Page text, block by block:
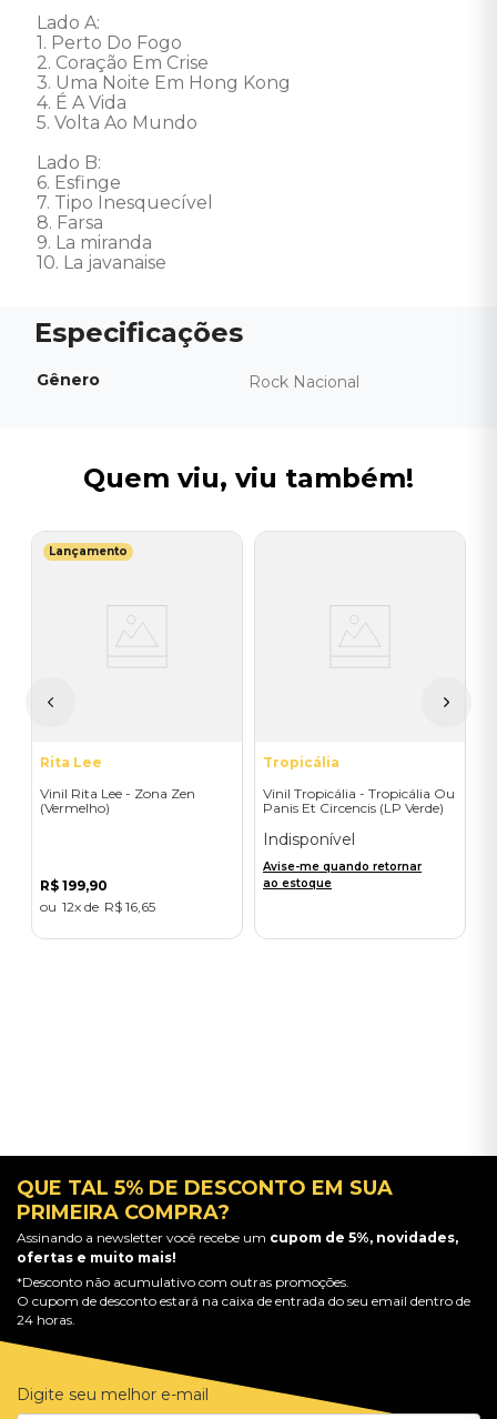
Lado A:
1. Perto Do Fogo
2. Coração Em Crise
3. Uma Noite Em Hong Kong
4. É A Vida
5. Volta Ao Mundo
Lado B:
6. Esfinge
7. Tipo Inesquecível
8. Farsa
9. La miranda
10. La javanaise
Gênero Rock Nacional
Quem viu, viu também!
Lançamento
Rita Lee
Vinil Rita Lee - Zona Zen
(Vermelho)
R$ 199,90
12
R$ 16 65
Tropicália
Vinil Tropicália - Tropicália Ou
Panis Et Circencis (LP Verde)
Indisponível
Avise-me quando retornar
ao estoque
QUE TAL 5% DE DESCONTO EM SUA
PRIMEIRA COMPRA?
Assinando a newsletter você recebe um cupom de 5%, novidades,
ofertas e muito mais!
*Desconto não acumulativo com outras promoções.
O cupom de desconto estará na caixa de entrada do seu email dentro de
24 horas.
Digite seu melhor e-mail